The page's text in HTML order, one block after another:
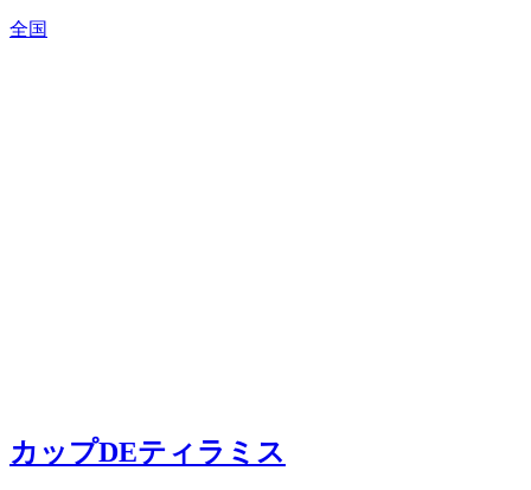
全国
カップDEティラミス